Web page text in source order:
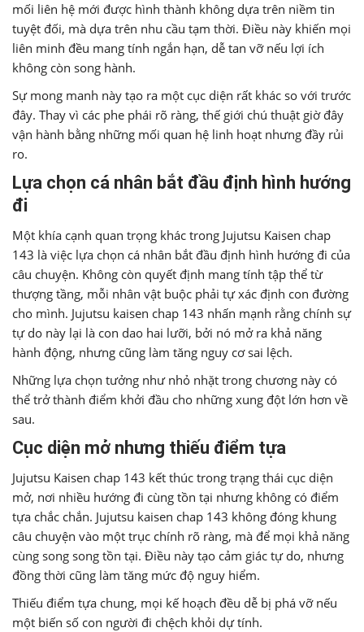
mối liên hệ mới được hình thành không dựa trên niềm tin
tuyệt đối, mà dựa trên nhu cầu tạm thời. Điều này khiến mọi
liên minh đều mang tính ngắn hạn, dễ tan vỡ nếu lợi ích
không còn song hành.
Sự mong manh này tạo ra một cục diện rất khác so với trước
đây. Thay vì các phe phái rõ ràng, thế giới chú thuật giờ đây
vận hành bằng những mối quan hệ linh hoạt nhưng đầy rủi
ro.
Lựa chọn cá nhân bắt đầu định hình hướng
đi
Một khía cạnh quan trọng khác trong Jujutsu Kaisen chap
143 là việc lựa chọn cá nhân bắt đầu định hình hướng đi của
câu chuyện. Không còn quyết định mang tính tập thể từ
thượng tầng, mỗi nhân vật buộc phải tự xác định con đường
cho mình. Jujutsu kaisen chap 143 nhấn mạnh rằng chính sự
tự do này lại là con dao hai lưỡi, bởi nó mở ra khả năng
hành động, nhưng cũng làm tăng nguy cơ sai lệch.
Những lựa chọn tưởng như nhỏ nhặt trong chương này có
thể trở thành điểm khởi đầu cho những xung đột lớn hơn về
sau.
Cục diện mở nhưng thiếu điểm tựa
Jujutsu Kaisen chap 143 kết thúc trong trạng thái cục diện
mở, nơi nhiều hướng đi cùng tồn tại nhưng không có điểm
tựa chắc chắn. Jujutsu kaisen chap 143 không đóng khung
câu chuyện vào một trục chính rõ ràng, mà để mọi khả năng
cùng song song tồn tại. Điều này tạo cảm giác tự do, nhưng
đồng thời cũng làm tăng mức độ nguy hiểm.
Thiếu điểm tựa chung, mọi kế hoạch đều dễ bị phá vỡ nếu
một biến số con người đi chệch khỏi dự tính.